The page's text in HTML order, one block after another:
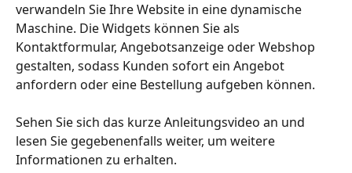
verwandeln Sie Ihre Website in eine dynamische
Maschine. Die Widgets können Sie als
Kontaktformular, Angebotsanzeige oder Webshop
gestalten, sodass Kunden sofort ein Angebot
anfordern oder eine Bestellung aufgeben können. ​
Sehen Sie sich das kurze Anleitungsvideo an und
lesen Sie gegebenenfalls weiter, um weitere
Informationen zu erhalten.